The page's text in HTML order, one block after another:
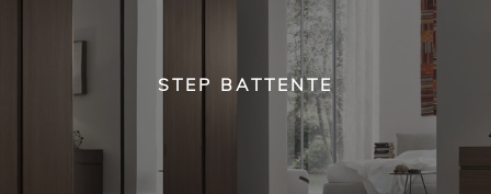
STEP BATTENTE